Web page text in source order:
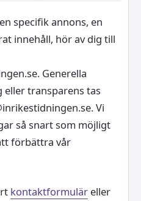
specifik annons, en
innehåll, hör av dig till
Generella
transparens tas
Vi
så snart som möjligt
förbättra vår
kontaktformulär eller